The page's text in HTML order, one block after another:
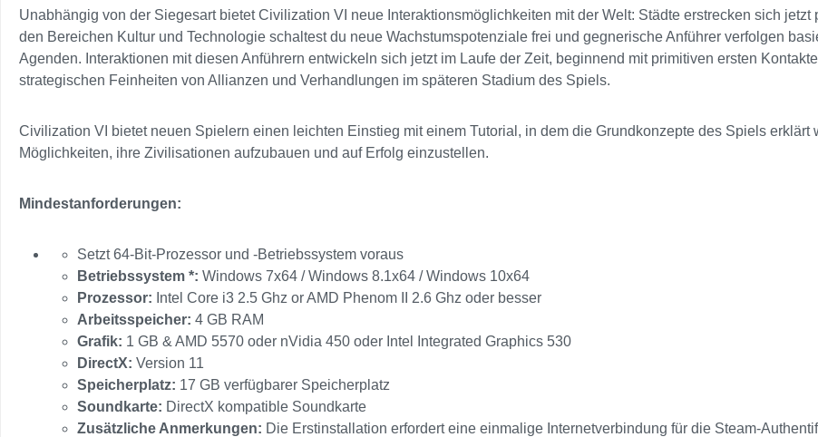
Unabhängig von der Siegesart bietet Civilization VI neue Interaktionsmöglichkeiten mit der Welt: Städte erstrecken sich
den Bereichen Kultur und Technologie schaltest du neue Wachstumspotenziale frei und gegnerische Anführer verfolgen
Agenden. Interaktionen mit diesen Anführern entwickeln sich jetzt im Laufe der Zeit, beginnend mit primitiven ersten
strategischen Feinheiten von Allianzen und Verhandlungen im späteren Stadium des Spiels.
Civilization VI bietet neuen Spielern einen leichten Einstieg mit einem Tutorial, in dem die Grundkonzepte des Spiels
Möglichkeiten, ihre Zivilisationen aufzubauen und auf Erfolg einzustellen.
Mindestanforderungen:
Setzt 64-Bit-Prozessor und -Betriebssystem voraus
Betriebssystem *: Windows 7x64 / Windows 8.1x64 / Windows 10x64
Prozessor: Intel Core i3 2.5 Ghz or AMD Phenom II 2.6 Ghz oder besser
Arbeitsspeicher: 4 GB RAM
Grafik: 1 GB & AMD 5570 oder nVidia 450 oder Intel Integrated Graphics 530
DirectX: Version 11
Speicherplatz: 17 GB verfügbarer Speicherplatz
Soundkarte: DirectX kompatible Soundkarte
Zusätzliche Anmerkungen: Die Erstinstallation erfordert eine einmalige Internetverbindung für die Steam-